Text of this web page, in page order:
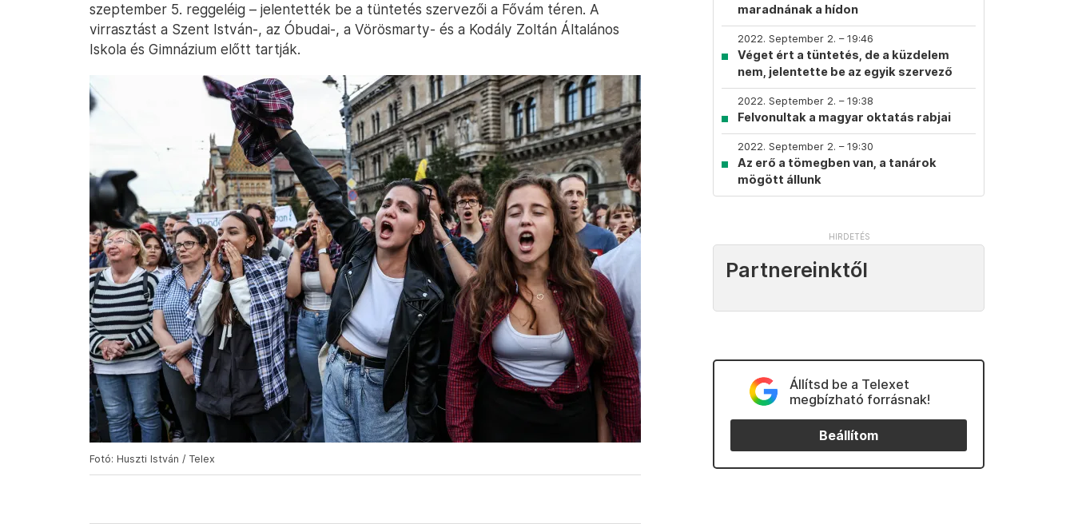
szeptember 5. reggeléig – jelentették be a tüntetés szervezői a Fővám téren. A
virrasztást a Szent István-, az Óbudai-, a Vörösmarty- és a Kodály Zoltán Általános
Iskola és Gimnázium előtt tartják.
Fotó: Huszti István / Telex
maradnának a hídon
2022. September 2. – 19:46
Véget ért a tüntetés, de a küzdelem
nem, jelentette be az egyik szervező
2022. September 2. – 19:38
Felvonultak a magyar oktatás rabjai
2022. September 2. – 19:30
Az erő a tömegben van, a tanárok
mögött állunk
Partnereinktől
Állítsd be a Telexet
megbízható forrásnak!
Beállítom